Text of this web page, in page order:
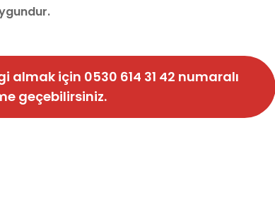
almak için 0530 614 31 42 numaralı
geçebilirsiniz.